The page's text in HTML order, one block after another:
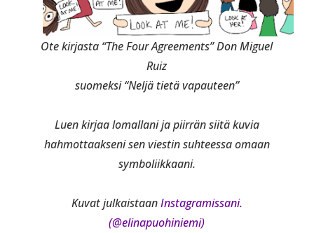
Ote kirjasta “The Four Agreements” Don Miguel
Ruiz
suomeksi “Neljä tietä vapauteen”
Luen kirjaa lomallani ja piirrän siitä kuvia
hahmottaakseni sen viestin suhteessa omaan
symboliikkaani.
Kuvat julkaistaanInstagramissani.
(@elinapuohiniemi)